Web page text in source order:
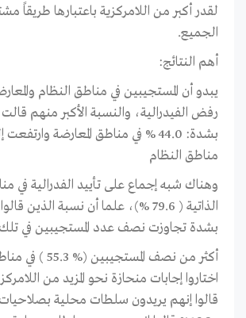
لقدر أكبر من اللامركزية باعتبارها طریقاً
الجمیع.
أهم النتائج:
یبدو أن المستجیبین ﻓﻲ مناطق النظام
رفض الفیدرالیة، والنسبة الأکبر منهم قالت
مناطق النظام
وهناك شبه إجماع ﻋﻠﯽ تأیید الفدرالية ﻓﻲ
الذاتیة ( 79.6 %)، علما أن نسبة الذین
بشدة تجاوزت نصف عدد المستجیبین في تلك
أکثر من نصف
قالوا إنهم یریدون سلطات محلیة